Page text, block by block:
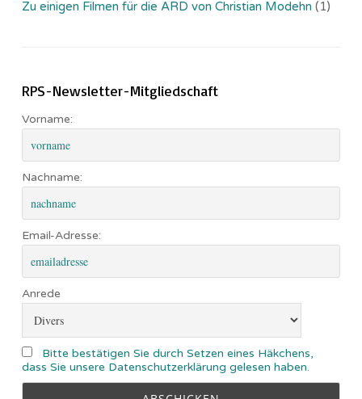
Zu einigen Filmen für die ARD von Christian Modehn (1)
RPS-Newsletter-Mitgliedschaft
Vorname:
Nachname:
Email-Adresse:
Anrede
Bitte bestätigen Sie durch Setzen eines Häkchens,
dass Sie unsere Datenschutzerklärung gelesen haben.